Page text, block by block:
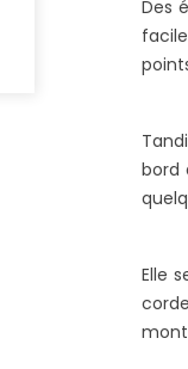
Des
bord
Elle